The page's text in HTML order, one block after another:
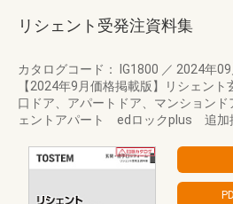
リシェント受発注資料集
カタログコード： IG1800 ／ 2024年09
【2024年9月価格掲載版】リシェン
口ドア、アパートドア、マンション
ェントアパート edロックplus 追加